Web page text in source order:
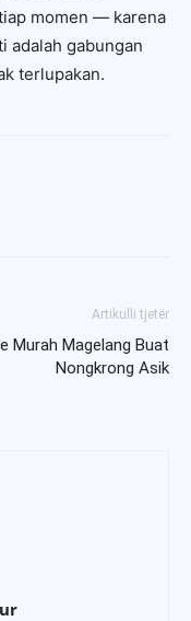
momen — karena
adalah gabungan
terlupakan.
Artikulli tjetër
Murah Magelang Buat
Nongkrong Asik